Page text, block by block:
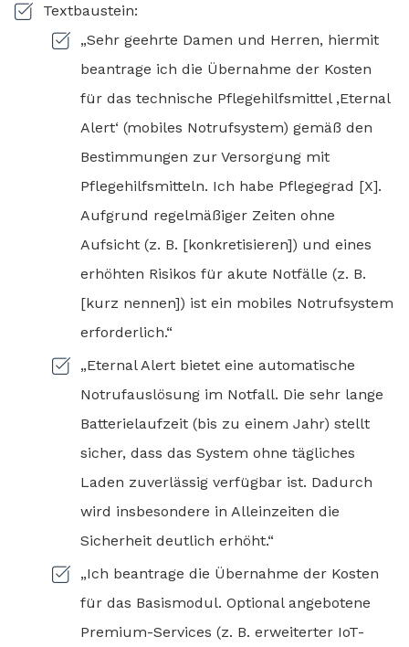
Textbaustein:
„Sehr geehrte Damen und Herren, hiermit
beantrage ich die Übernahme der Kosten
für das technische Pflegehilfsmittel ‚Eternal
Alert‘ (mobiles Notrufsystem) gemäß den
Bestimmungen zur Versorgung mit
Pflegehilfsmitteln. Ich habe Pflegegrad [X].
Aufgrund regelmäßiger Zeiten ohne
Aufsicht (z. B. [konkretisieren]) und eines
erhöhten Risikos für akute Notfälle (z. B.
[kurz nennen]) ist ein mobiles Notrufsystem
erforderlich.“
„Eternal Alert bietet eine automatische
Notrufauslösung im Notfall. Die sehr lange
Batterielaufzeit (bis zu einem Jahr) stellt
sicher, dass das System ohne tägliches
Laden zuverlässig verfügbar ist. Dadurch
wird insbesondere in Alleinzeiten die
Sicherheit deutlich erhöht.“
„Ich beantrage die Übernahme der Kosten
für das Basismodul. Optional angebotene
Premium-Services (z. B. erweiterter IoT-